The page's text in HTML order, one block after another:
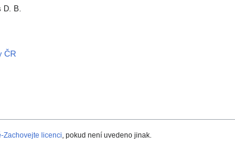
B.
ČR
Zachovejte licenci, pokud není uvedeno jinak.